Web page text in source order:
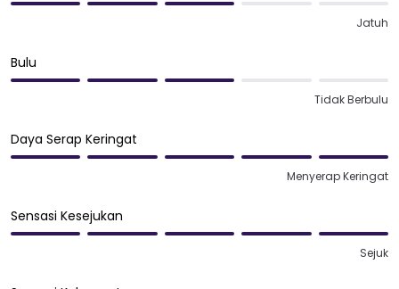
Jatuh
Bulu
Tidak Berbulu
Daya Serap Keringat
Menyerap Keringat
Sensasi Kesejukan
Sejuk